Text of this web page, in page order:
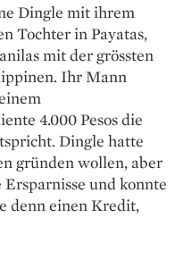
Dingle mit ihrem
Tochter in Payatas,
mit der grössten
Ihr Mann
4.000 Pesos die
Dingle ­hatte
gründen wollen, aber
und konnte
denn einen Kredit,